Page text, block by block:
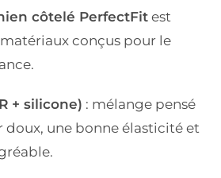
côtelé PerfectFit est
conçus pour le
+ silicone) : mélange pensé
doux, une bonne élasticité et